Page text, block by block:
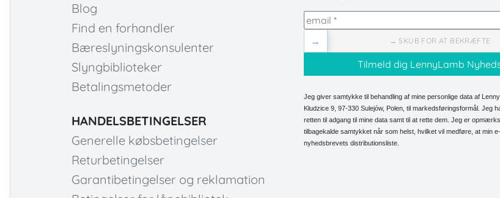
Blog
Find en forhandler
Bæreslyningskonsulenter
Slyngbiblioteker
Betalingsmetoder
HANDELSBETINGELSER
Generelle købsbetingelser
Returbetingelser
Garantibetingelser og reklamation
→ SKUB FOR AT BEKRÆFTE
→
Jeg giver samtykke til behandling af mine personlige data af
Kłudzice 9, 97-330 Sulejów, Polen, til markedsføringsformål. Jeg
retten til adgang til mine data samt til at rette dem. Jeg er
tilbagekalde samtykket når som helst, hvilket vil medføre, at min
nyhedsbrevets distributionsliste.